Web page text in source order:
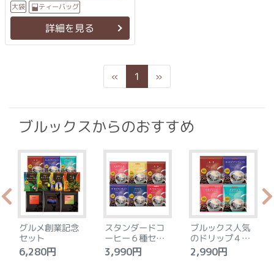
大袋 ティーバッグ
詳細を見る
« Previous
1 »Next
ブルックスからのおすすめ
グルメ創業記念
セット
6,280円
スタンダードコ
ーヒー６種セッ
ト
3,990円
ブルックス人気
のドリップ４種
セット
2,990円